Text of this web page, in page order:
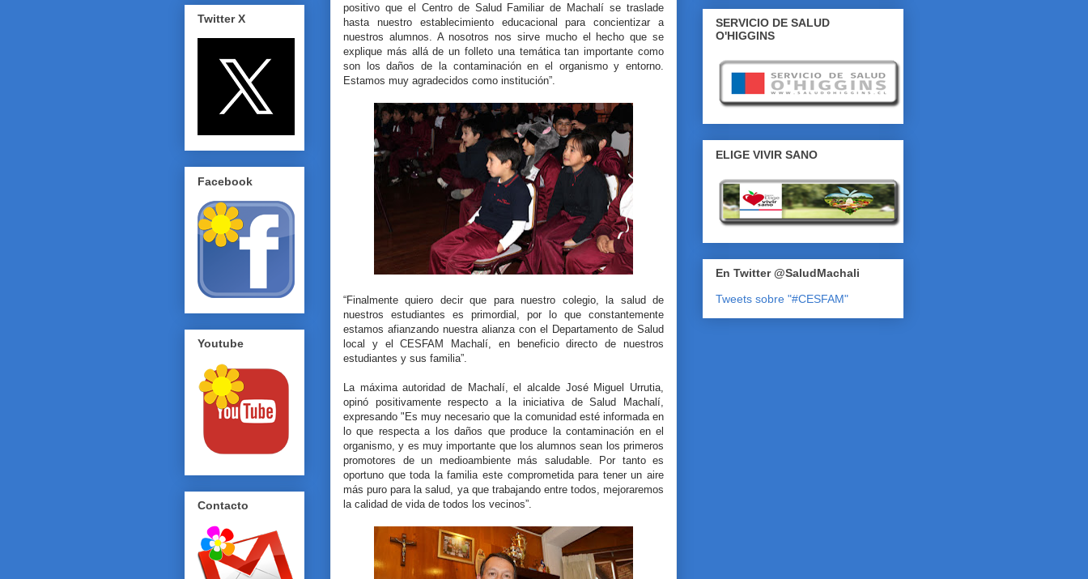
positivo que el Centro de Salud Familiar de Machalí se traslade
hasta nuestro establecimiento educacional para concientizar a
nuestros alumnos. A nosotros nos sirve mucho el hecho que se
explique más allá de un folleto una temática tan importante como
son los daños de la contaminación en el organismo y entorno.
Estamos muy agradecidos como institución”.
“Finalmente quiero decir que para nuestro colegio, la salud de
nuestros estudiantes es primordial, por lo que constantemente
estamos afianzando nuestra alianza con el Departamento de Salud
local y el CESFAM Machalí, en beneficio directo de nuestros
estudiantes y sus familia”.
La máxima autoridad de Machalí, el alcalde José Miguel Urrutia,
opinó positivamente respecto a la iniciativa de Salud Machalí,
expresando "Es muy necesario que la comunidad esté informada en
lo que respecta a los daños que produce la contaminación en el
organismo, y es muy importante que los alumnos sean los primeros
promotores de un medioambiente más saludable. Por tanto es
oportuno que toda la familia este comprometida para tener un aire
más puro para la salud, ya que trabajando entre todos, mejoraremos
la calidad de vida de todos los vecinos”.
Twitter X
Facebook
Youtube
Contacto
SERVICIO DE SALUD
O'HIGGINS
ELIGE VIVIR SANO
En Twitter @SaludMachali
Tweets sobre "#CESFAM"